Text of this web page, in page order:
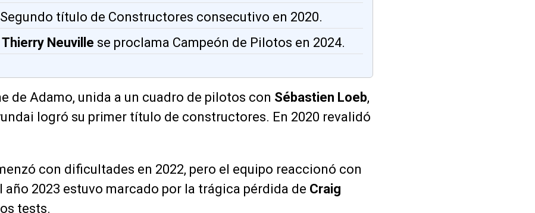
Segundo título de Constructores consecutivo en 2020.
Thierry Neuville se proclama Campeón de Pilotos en 2024.
de Adamo, unida a un cuadro de pilotos con Sébastien Loeb,
logró su primer título de constructores. En 2020 revalidó
con dificultades en 2022, pero el equipo reaccionó con
2023 estuvo marcado por la trágica pérdida de Craig
tests.